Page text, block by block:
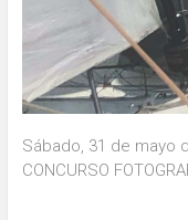
Sábado, 31 de mayo
CONCURSO